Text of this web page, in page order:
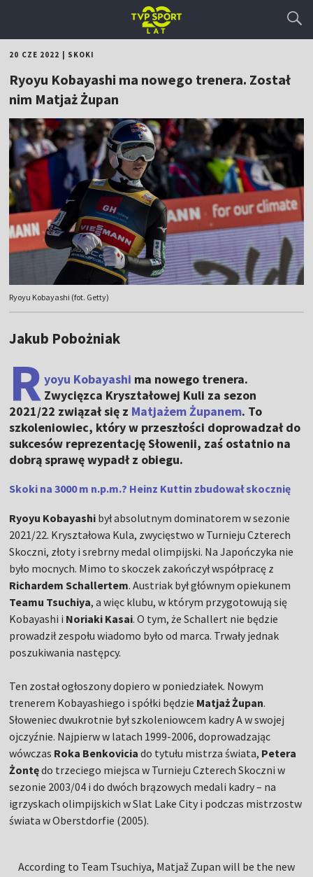
20 CZE 2022 SKOKI
Ryoyu Kobayashi ma nowego trenera. Został
nim Matjaż Żupan
Ryoyu Kobayashi (fot. Getty)
Jakub Pobożniak
Ryoyu Kobayashi ma nowego trenera.
Zwycięzca Kryształowej Kuli za sezon
2021/22 związał się z Matjażem Żupanem. To
szkoleniowiec, który w przeszłości doprowadzał do
sukcesów reprezentację Słowenii, zaś ostatnio na
dobrą sprawę wypadł z obiegu.
Skoki na 3000 m n.p.m.? Heinz Kuttin zbudował skocznię
Ryoyu Kobayashi był absolutnym dominatorem w sezonie
2021/22. Kryształowa Kula, zwycięstwo w Turnieju Czterech
Skoczni, złoty i srebrny medal olimpijski. Na Japończyka nie
było mocnych. Mimo to skoczek zakończył współpracę z
Richardem Schallertem. Austriak był głównym opiekunem
Teamu Tsuchiya, a więc klubu, w którym przygotowują się
Kobayashi i Noriaki Kasai. O tym, że Schallert nie będzie
prowadził zespołu wiadomo było od marca. Trwały jednak
poszukiwania następcy.
Ten został ogłoszony dopiero w poniedziałek. Nowym
trenerem Kobayashiego i spółki będzie Matjaż Żupan.
Słoweniec dwukrotnie był szkoleniowcem kadry A w swojej
ojczyźnie. Najpierw w latach 1999-2006, doprowadzając
wówczas Roka Benkovicia do tytułu mistrza świata, Petera
Żontędo trzeciego miejsca w Turnieju Czterech Skoczni w
sezonie 2003/04 i do dwóch brązowych medali kadry – na
igrzyskach olimpijskich w Slat Lake City i podczas mistrzostw
świata w Oberstdorfie (2005).
According to Team Tsuchiya, Matjaž Zupan will be the new